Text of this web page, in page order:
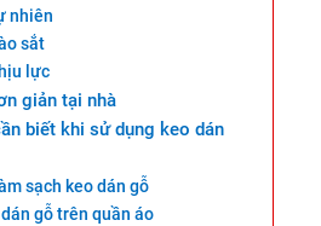
nhiên
sắt
lực
giản tại nhà
biết khi sử dụng keo dán
sạch keo dán gỗ
gỗ trên quần áo